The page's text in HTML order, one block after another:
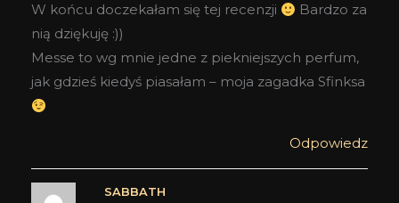
W końcu doczekałam się tej recenzji
Bardzo za
nią dziękuję :))
Messe to wg mnie jedne z piekniejszych perfum,
jak gdzieś kiedyś piasałam – moja zagadka Sfinksa
Odpowiedz
SABBATH